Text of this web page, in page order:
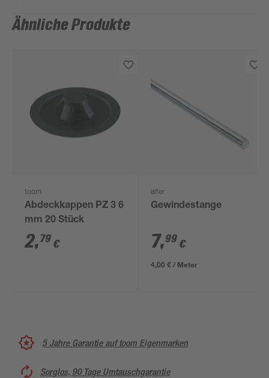
Ähnliche Produkte
toom
Abdeckkappen PZ 3 6
mm 20 Stück
2,79 €
alfer
Gewindestange
7,99 €
4,00 € / Meter
5 Jahre Garantie auf toom Eigenmarken
Sorglos, 90 Tage Umtauschgarantie